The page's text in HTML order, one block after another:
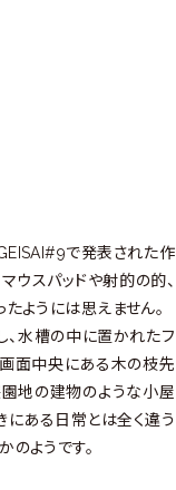
で発表された作
ウスパッドや射的の的、
ようには思えません。
水槽の中に置かれたフ
面中央にある木の枝先
地の建物のような小屋
にある日常とは全く違う
ようです。